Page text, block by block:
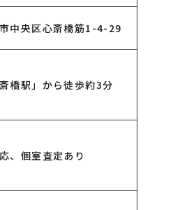
中央区心斎橋筋1-4-29
橋駅」から徒歩約3分
、個室査定あり